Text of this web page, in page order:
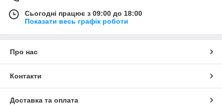
Сьогодні працює з 09:00 до 18:00
Показати весь графік роботи
Про нас
Контакти
Доставка та оплата